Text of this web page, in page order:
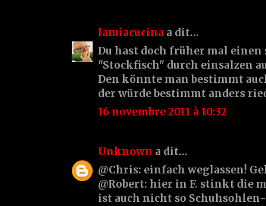
lamiacucina a dit…
Du hast doch früher mal einen
"Stockfisch" durch einsalzen
Den könnte man bestimmt
der würde bestimmt anders
16 novembre 2011 à 10:32
Unknown a dit…
@Chris: einfach weglassen!
@Robert: hier in F. stinkt die
ist auch nicht so